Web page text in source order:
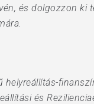
és dolgozzon ki
helyreállítás-
és